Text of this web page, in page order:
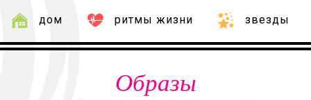
дом ритмы жизни звезды
Образы